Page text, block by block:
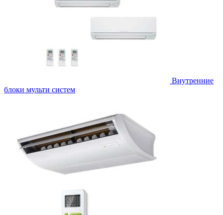
Внутренние
блоки мульти систем